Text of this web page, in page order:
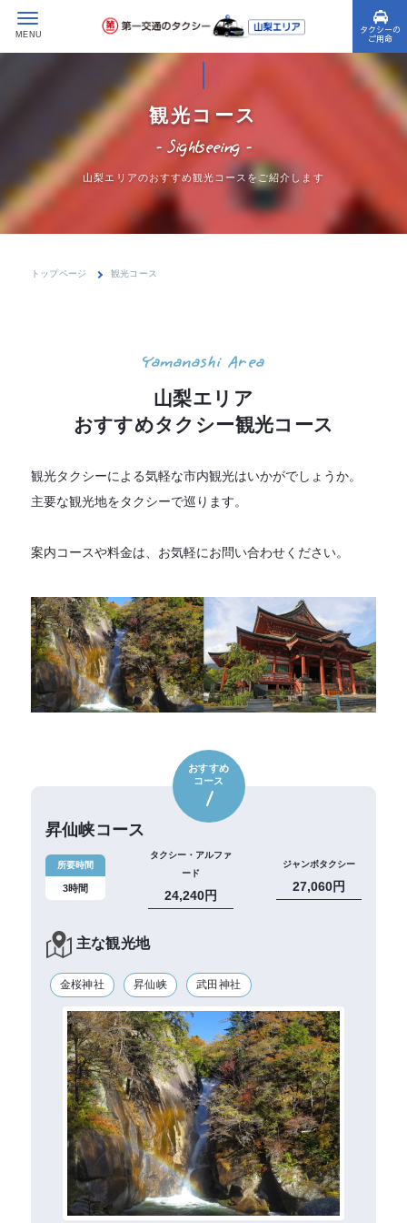
タクシーの
ご用命
観光コース
- Sightseeing -
山梨エリアのおすすめ観光コースをご紹介します
トップページ 観光コース
Yamanashi Area
山梨エリア
おすすめタクシー観光コース
観光タクシーによる気軽な市内観光はいかがでしょうか。
主要な観光地をタクシーで巡ります。
案内コースや料金は、お気軽にお問い合わせください。
おすすめ
コース
1
昇仙峡コース
所要時間
3時間
タクシー・アルファ
ード
24,240円
ジャンボタクシー
27,060円
主な観光地
金桜神社 昇仙峡 武田神社